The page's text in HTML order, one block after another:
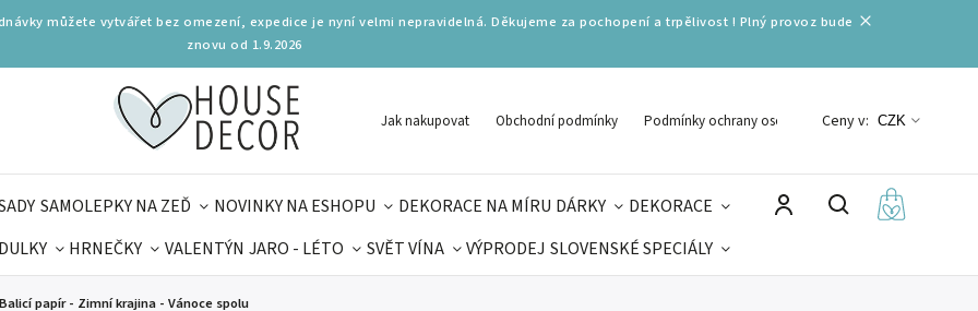
můžete vytvářet bez omezení, expedice je nyní velmi nepravidelná. Děkujeme za pochopení a trpělivost ! Plný provoz bude
znovu od 1.9.2026
Jak nakupovat Obchodní podmínky Podmínky ochrany osobních údajů
Ceny v: CZK
SAMOLEPKY NA ZEĎ NOVINKY NA ESHOPU DEKORACE NA MÍRU DÁRKY
DEKORACE
HRNEČKY VALENTÝN JARO - LÉTO SVĚT VÍNA VÝPRODEJ SLOVENSKÉ SPECIÁLY
Balicí papír - Zimní krajina - Vánoce spolu